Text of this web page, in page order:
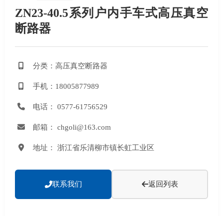
ZN23-40.5系列户内手车式高压真空
断路器
分类：高压真空断路器
手机：18005877989
电话： 0577-61756529
邮箱： chgoli@163.com
地址： 浙江省乐清柳市镇长虹工业区
联系我们 返回列表